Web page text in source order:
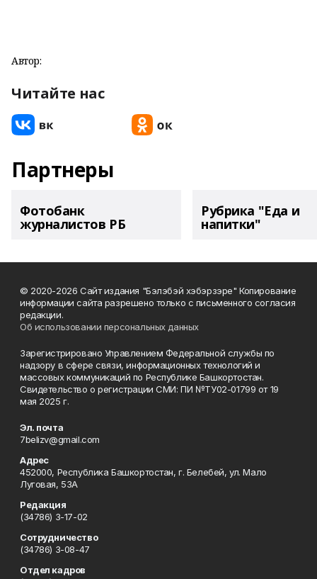
Автор:
Читайте нас
Партнеры
Фотобанк
журналистов РБ
Рубрика "Еда и
напитки"
© 2020-2026 Сайт издания "Бэлэбэй хэбэрзэре" Копирование
информации сайта разрешено только с письменного согласия
редакции.
Об использовании персональных данных
Зарегистрировано Управлением Федеральной службы по
надзору в сфере связи, информационных технологий и
массовых коммуникаций по Республике Башкортостан.
Свидетельство о регистрации СМИ: ПИ №ТУ02-01799 от 19
мая 2025 г.
Эл. почта
7belizv@gmail.com
Адрес
452000, Республика Башкортостан, г. Белебей, ул. Мало
Луговая, 53А
Редакция
(34786) 3-17-02
Сотрудничество
(34786) 3-08-47
Отдел кадров